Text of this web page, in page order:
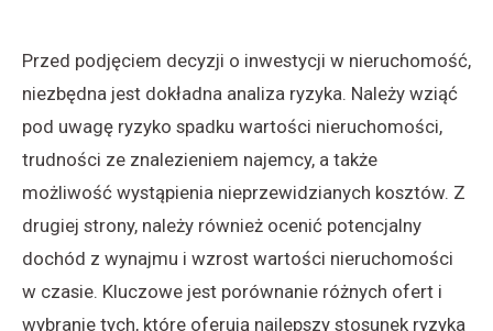
Przed podjęciem decyzji o inwestycji w nieruchomość,
niezbędna jest dokładna analiza ryzyka. Należy wziąć
pod uwagę ryzyko spadku wartości nieruchomości,
trudności ze znalezieniem najemcy, a także
możliwość wystąpienia nieprzewidzianych kosztów. Z
drugiej strony, należy również ocenić potencjalny
dochód z wynajmu i wzrost wartości nieruchomości
w czasie. Kluczowe jest porównanie różnych ofert i
wybranie tych, które oferują najlepszy stosunek ryzyka